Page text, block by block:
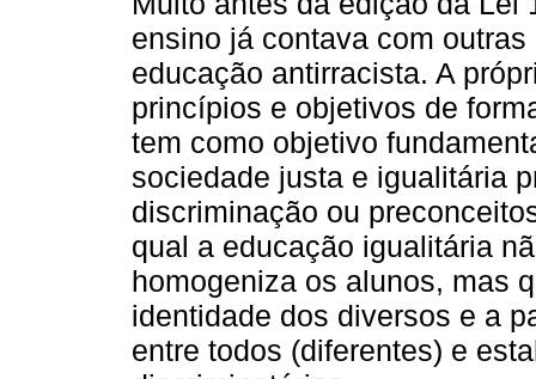
ensino já contava com
educação antirracista. A
princípios e objetivos de
tem como objetivo
sociedade justa e igualitária
discriminação ou
qual a educação igualitária
homogeniza os alunos, mas
identidade dos diversos e a
entre todos (diferentes) e